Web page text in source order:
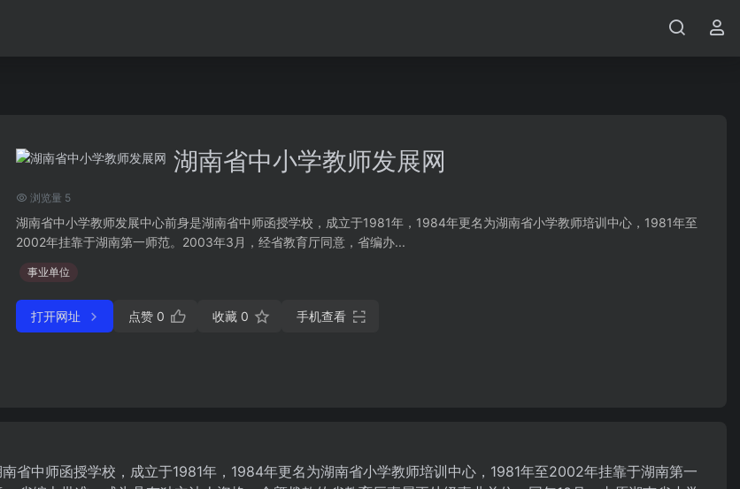
湖南省中小学教师发展网
浏览量 5
湖南省中小学教师发展中心前身是湖南省中师函授学校，成立于1981年，1984年更名为湖南省小学教师培训中心，1981年至
2002年挂靠于湖南第一师范。2003年3月，经省教育厅同意，省编办...
事业单位
打开网址 点赞 0 收藏 0 手机查看
省中师函授学校，成立于1981年，1984年更名为湖南省小学教师培训中心，1981年至2002年挂靠于湖南第一